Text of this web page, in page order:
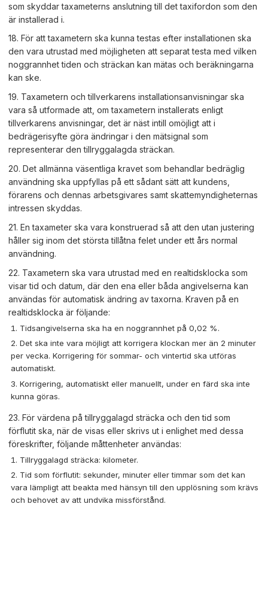
som skyddar taxameterns anslutning till det taxifordon som den
är installerad i.
18. För att taxametern ska kunna testas efter installationen ska
den vara utrustad med möjligheten att separat testa med vilken
noggrannhet tiden och sträckan kan mätas och beräkningarna
kan ske.
19. Taxametern och tillverkarens installationsanvisningar ska
vara så utformade att, om taxametern installerats enligt
tillverkarens anvisningar, det är näst intill omöjligt att i
bedrägerisyfte göra ändringar i den mätsignal som
representerar den tillryggalagda sträckan.
20. Det allmänna väsentliga kravet som behandlar bedräglig
användning ska uppfyllas på ett sådant sätt att kundens,
förarens och dennas arbetsgivares samt skattemyndigheternas
intressen skyddas.
21. En taxameter ska vara konstruerad så att den utan justering
håller sig inom det största tillåtna felet under ett års normal
användning.
22. Taxametern ska vara utrustad med en realtidsklocka som
visar tid och datum, där den ena eller båda angivelserna kan
användas för automatisk ändring av taxorna. Kraven på en
realtidsklocka är följande:
Tidsangivelserna ska ha en noggrannhet på 0,02 %.
Det ska inte vara möjligt att korrigera klockan mer än 2 minuter
per vecka. Korrigering för sommar- och vintertid ska utföras
automatiskt.
Korrigering, automatiskt eller manuellt, under en färd ska inte
kunna göras.
23. För värdena på tillryggalagd sträcka och den tid som
förflutit ska, när de visas eller skrivs ut i enlighet med dessa
föreskrifter, följande måttenheter användas:
Tillryggalagd sträcka: kilometer.
Tid som förflutit: sekunder, minuter eller timmar som det kan
vara lämpligt att beakta med hänsyn till den upplösning som krävs
och behovet av att undvika missförstånd.